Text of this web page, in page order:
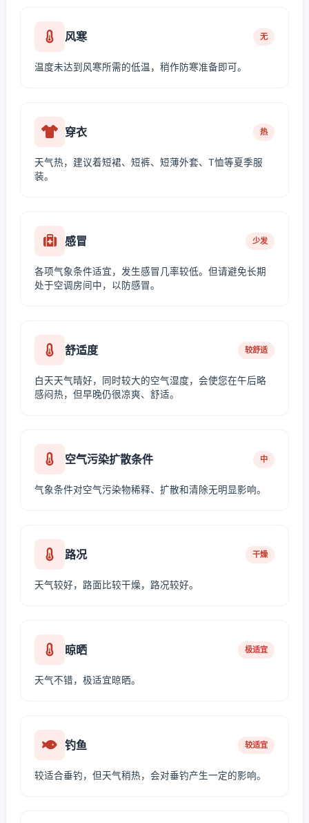
风寒 无
温度未达到风寒所需的低温，稍作防寒准备即可。
穿衣 热
天气热，建议着短裙、短裤、短薄外套、T恤等夏季服
装。
感冒 少发
各项气象条件适宜，发生感冒几率较低。但请避免长期
处于空调房间中，以防感冒。
舒适度 较舒适
白天天气晴好，同时较大的空气湿度，会使您在午后略
感闷热，但早晚仍很凉爽、舒适。
空气污染扩散条件 中
气象条件对空气污染物稀释、扩散和清除无明显影响。
路况 干燥
天气较好，路面比较干燥，路况较好。
晾晒 极适宜
天气不错，极适宜晾晒。
钓鱼 较适宜
较适合垂钓，但天气稍热，会对垂钓产生一定的影响。